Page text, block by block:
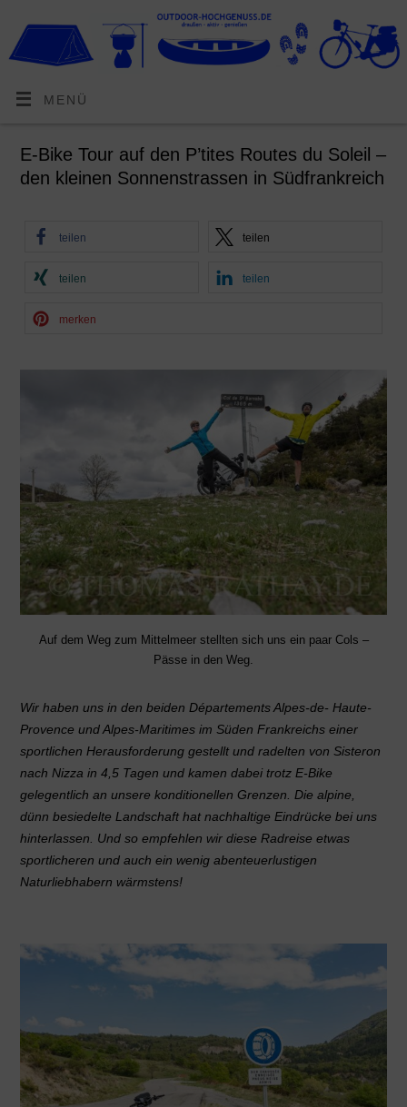
MENÜ
E-Bike Tour auf den P’tites Routes du Soleil –
den kleinen Sonnenstrassen in Südfrankreich
teilen teilen
teilen teilen
merken
Auf dem Weg zum Mittelmeer stellten sich uns ein paar Cols –
Pässe in den Weg.
Wir haben uns in den beiden Départements Alpes-de- Haute-
Provence und Alpes-Maritimes im Süden Frankreichs einer
sportlichen Herausforderung gestellt und radelten von Sisteron
nach Nizza in 4,5 Tagen und kamen dabei trotz E-Bike
gelegentlich an unsere konditionellen Grenzen. Die alpine,
dünn besiedelte Landschaft hat nachhaltige Eindrücke bei uns
hinterlassen. Und so empfehlen wir diese Radreise etwas
sportlicheren und auch ein wenig abenteuerlustigen
Naturliebhabern wärmstens!